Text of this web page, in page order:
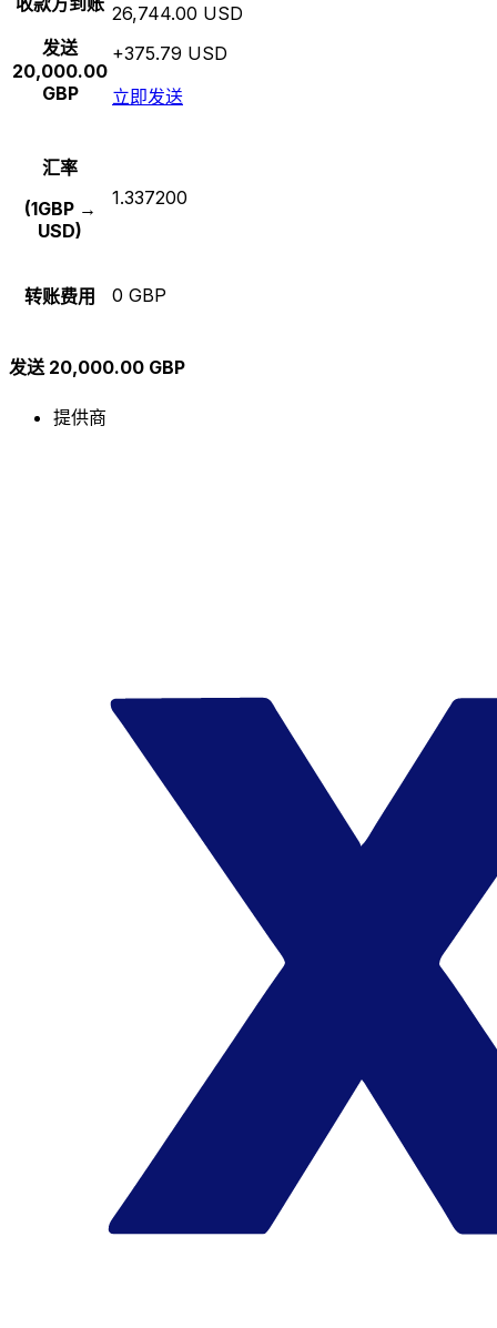
发送
20,000.00
GBP
26,744.00 USD
+375.79 USD
立即发送
汇率
(1GBP →
USD)
1.337200
转账费用 0 GBP
发送 20,000.00 GBP
提供商